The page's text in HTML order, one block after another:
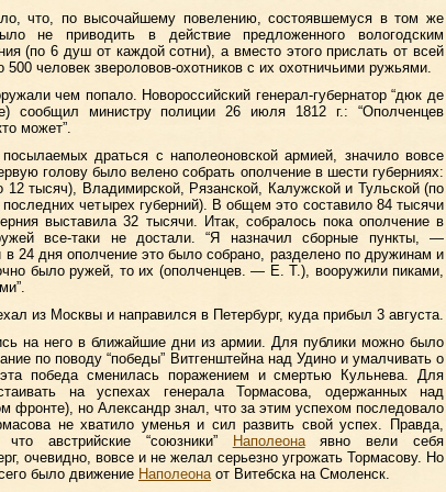
что, по высочайшему повелению, состоявшемуся в том же
не приводить в действие предложенного вологодским
(по 6 душ от каждой сотни), а вместо этого прислать от всей
500 человек звероловов-охотников с их охотничьими ружьями.
чем попало. Новороссийский генерал-губернатор “дюк де
сообщил министру полиции 26 июля 1812 г.: “Ополченцев
может”.
драться с наполеоновской армией, значило вовсе
голову было велено собрать ополчение в шести губерниях:
12 тысяч), Владимирской, Рязанской, Калужской и Тульской (по
четырех губерний). В общем это составило 84 тысячи
выставила 32 тысячи. Итак, собралось пока ополчение в
все-таки не достали. “Я назначил сборные пункты, —
24 дня ополчение это было собрано, разделено по дружинам и
было ружей, то их (ополченцев. — Е. Т.), вооружили пиками,
из Москвы и направился в Петербург, куда прибыл 3 августа.
на него в ближайшие дни из армии. Для публики можно было
по поводу “победы” Витгенштейна над Удино и умалчивать о
победа сменилась поражением и смертью Кульнева. Для
на успехах генерала Тормасова, одержанных над
фронте), но Александр знал, что за этим успехом последовало
не хватило уменья и сил развить свой успех. Правда,
австрийские “союзники”
Наполеонаявно вели себя
очевидно, вовсе и не желал серьезно угрожать Тормасову. Но
было движение Наполеонаот Витебска на Смоленск.